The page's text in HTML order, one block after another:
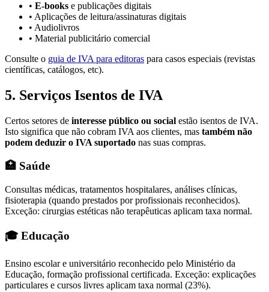
• E-books e publicações digitais
• Aplicações de leitura/assinaturas digitais
• Audiolivros
• Material publicitário comercial
Consulte o guia de IVA para editoras para casos especiais (revistas
científicas, catálogos, etc).
5. Serviços Isentos de IVA
Certos setores de interesse público ou social estão isentos de IVA.
Isto significa que não cobram IVA aos clientes, mas também não
podem deduzir o IVA suportado nas suas compras.
🏥 Saúde
Consultas médicas, tratamentos hospitalares, análises clínicas,
fisioterapia (quando prestados por profissionais reconhecidos).
Exceção: cirurgias estéticas não terapêuticas aplicam taxa normal.
🎓 Educação
Ensino escolar e universitário reconhecido pelo Ministério da
Educação, formação profissional certificada. Exceção: explicações
particulares e cursos livres aplicam taxa normal (23%).